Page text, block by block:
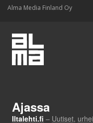
Alma Media Finland Oy